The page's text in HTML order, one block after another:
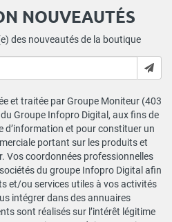
NOUVEAUTÉS
des nouveautés de la boutique
et traitée par Groupe Moniteur (403
Groupe Infopro Digital, aux fins de
et pour constituer un
portant sur les produits et
Vos coordonnées professionnelles
du groupe Infopro Digital afin
et/ou services utiles à vos activités
intégrer dans des annuaires
sont réalisés sur l’intérêt légitime